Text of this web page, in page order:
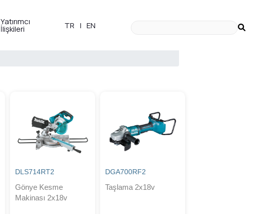
Yatırımcı
İlişkileri TR | EN
DLS714RT2
Gönye Kesme
Makinası 2x18v
DGA700RF2
Taşlama 2x18v